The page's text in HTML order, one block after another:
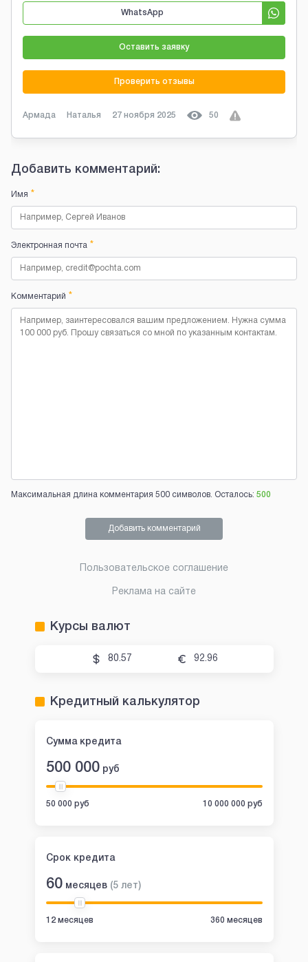
WhatsApp
Оставить заявку
Проверить отзывы
Армада Наталья 27 ноября 2025 50
Добавить комментарий:
Имя *
Электронная почта *
Комментарий *
Максимальная длина комментария 500 символов. Осталось: 500
Добавить комментарий
Пользовательское соглашение
Реклама на сайте
Курсы валют
80.57 92.96
Кредитный калькулятор
Сумма кредита
500 000 руб
50 000 руб 10 000 000 руб
Срок кредита
60 месяцев (5 лет)
12 месяцев 360 месяцев